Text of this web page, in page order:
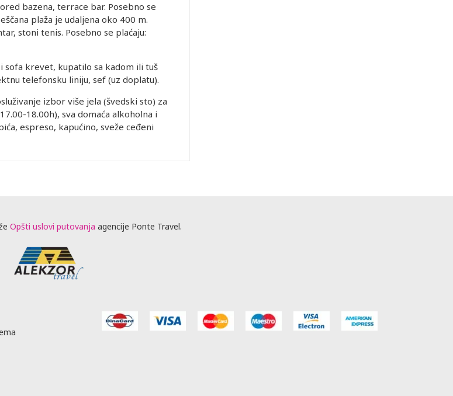
bazena, terrace bar. Posebno se
plaža je udaljena oko 400 m.
stoni tenis. Posebno se plaćaju:
sofa krevet, kupatilo sa kadom ili tuš
telefonsku liniju, sef (uz doplatu).
izbor više jela (švedski sto) za
18.00h), sva domaća alkoholna i
espreso, kapućino, sveže ceđeni
Opšti uslovi putovanja agencije Ponte Travel.